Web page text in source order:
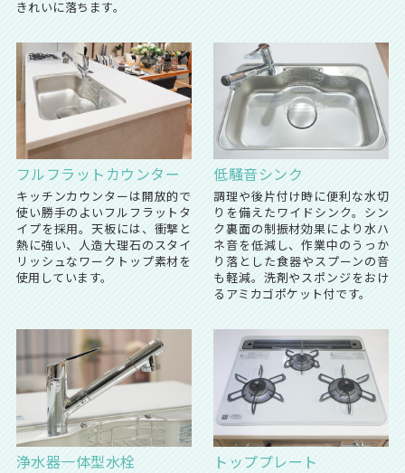
きれいに落ちます。
フルフラットカウンター
キッチンカウンターは開放的で
使い勝手のよいフルフラットタ
イプを採用。天板には、衝撃と
熱に強い、人造大理石のスタイ
リッシュなワークトップ素材を
使用しています。
低騒音シンク
調理や後片付け時に便利な水切
りを備えたワイドシンク。シン
ク裏面の制振材効果により水ハ
ネ音を低減し、作業中のうっか
り落とした食器やスプーンの音
も軽減。洗剤やスポンジをおけ
るアミカゴポケット付です。
浄水器一体型水栓 トッププレート